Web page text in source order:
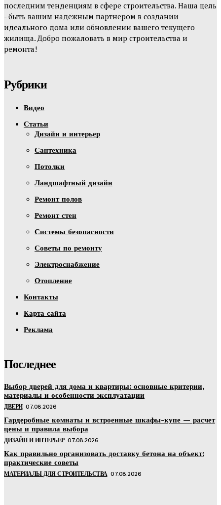
последним тенденциям в сфере строительства. Наша цель
- быть вашим надежным партнером в создании
идеального дома или обновлении вашего текущего
жилища. Добро пожаловать в мир строительства и
ремонта!
Рубрики
Видео
Статьи
Дизайн и интерьер
Сантехника
Потолки
Ландшафтный дизайн
Ремонт полов
Ремонт стен
Системы безопасности
Советы по ремонту
Электроснабжение
Отопление
Контакты
Карта сайта
Реклама
Последнее
Выбор дверей для дома и квартиры: основные критерии,
материалы и особенности эксплуатации
ДВЕРИ 07.08.2026
Гардеробные комнаты и встроенные шкафы-купе — расчет
цены и правила выбора
ДИЗАЙН И ИНТЕРЬЕР 07.08.2026
Как правильно организовать доставку бетона на объект:
практические советы
МАТЕРИАЛЫ ДЛЯ СТРОИТЕЛЬСТВА 07.08.2026